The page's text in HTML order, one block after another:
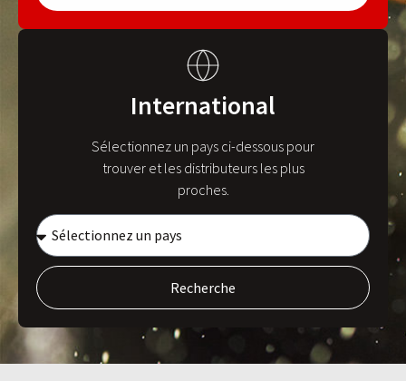
International
Sélectionnez un pays ci-dessous pour
trouver et les distributeurs les plus
proches.
Recherche